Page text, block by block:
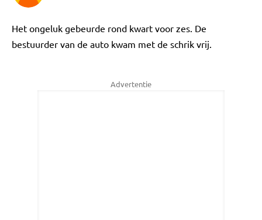
Het ongeluk gebeurde rond kwart voor zes. De
bestuurder van de auto kwam met de schrik vrij.
Advertentie